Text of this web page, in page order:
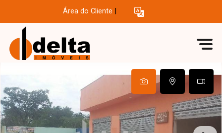
Área do Cliente